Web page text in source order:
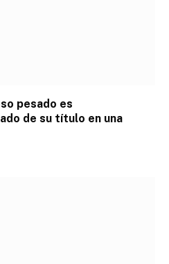
pesado es
de su título en una